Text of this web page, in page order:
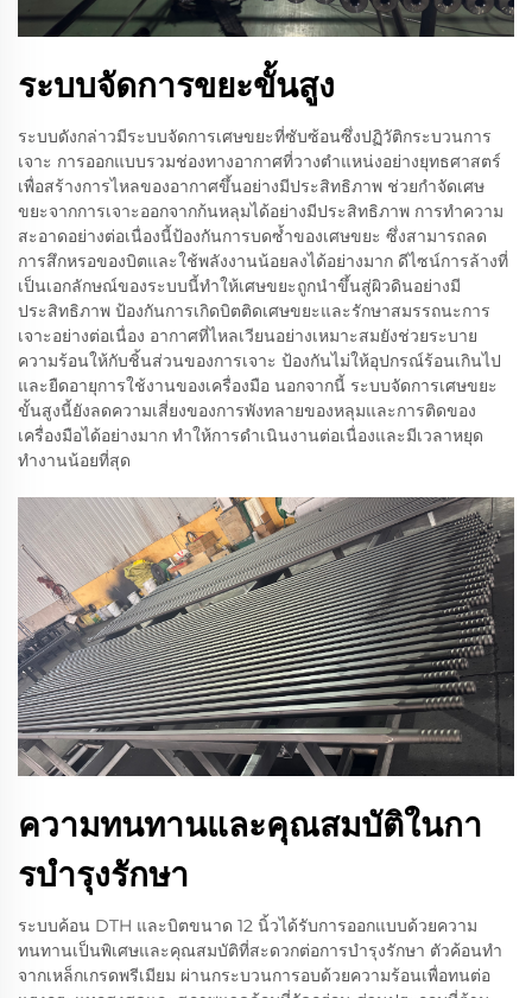
ระบบจัดการขยะขั้นสูง
ระบบดังกล่าวมีระบบจัดการเศษขยะที่ซับซ้อนซึ่งปฏิวัติกระบวนการ
เจาะ การออกแบบรวมช่องทางอากาศที่วางตำแหน่งอย่างยุทธศาสตร์
เพื่อสร้างการไหลของอากาศขึ้นอย่างมีประสิทธิภาพ ช่วยกำจัดเศษ
ขยะจากการเจาะออกจากก้นหลุมได้อย่างมีประสิทธิภาพ การทำความ
สะอาดอย่างต่อเนื่องนี้ป้องกันการบดซ้ำของเศษขยะ ซึ่งสามารถลด
การสึกหรอของบิตและใช้พลังงานน้อยลงได้อย่างมาก ดีไซน์การล้างที่
เป็นเอกลักษณ์ของระบบนี้ทำให้เศษขยะถูกนำขึ้นสู่ผิวดินอย่างมี
ประสิทธิภาพ ป้องกันการเกิดบิตติดเศษขยะและรักษาสมรรถนะการ
เจาะอย่างต่อเนื่อง อากาศที่ไหลเวียนอย่างเหมาะสมยังช่วยระบาย
ความร้อนให้กับชิ้นส่วนของการเจาะ ป้องกันไม่ให้อุปกรณ์ร้อนเกินไป
และยืดอายุการใช้งานของเครื่องมือ นอกจากนี้ ระบบจัดการเศษขยะ
ขั้นสูงนี้ยังลดความเสี่ยงของการพังทลายของหลุมและการติดของ
เครื่องมือได้อย่างมาก ทำให้การดำเนินงานต่อเนื่องและมีเวลาหยุด
ทำงานน้อยที่สุด
ความทนทานและคุณสมบัติในกา
รบํารุงรักษา
ระบบค้อน DTH และบิตขนาด 12 นิ้วได้รับการออกแบบด้วยความ
ทนทานเป็นพิเศษและคุณสมบัติที่สะดวกต่อการบำรุงรักษา ตัวค้อนทำ
จากเหล็กเกรดพรีเมียม ผ่านกระบวนการอบด้วยความร้อนเพื่อทนต่อ